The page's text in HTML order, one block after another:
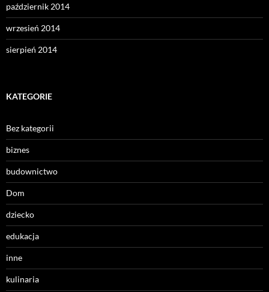
październik 2014
wrzesień 2014
sierpień 2014
KATEGORIE
Bez kategorii
biznes
budownictwo
Dom
dziecko
edukacja
inne
kulinaria